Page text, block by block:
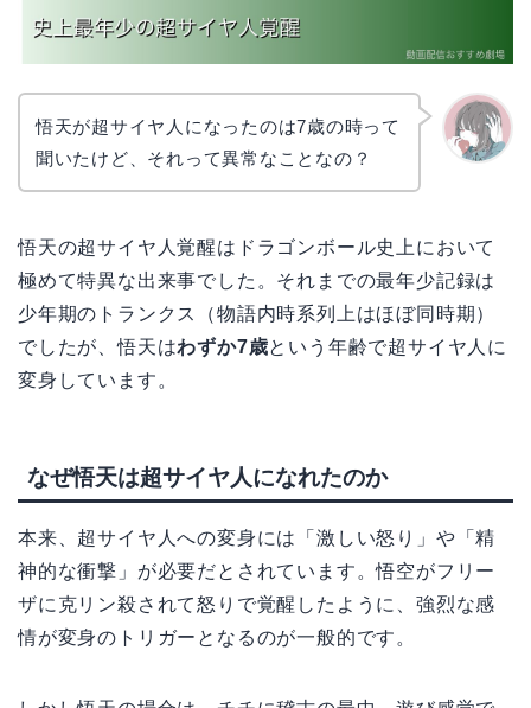
悟天が超サイヤ人になったのは7歳の時って
聞いたけど、それって異常なことなの？
悟天の超サイヤ人覚醒はドラゴンボール史上において
極めて特異な出来事でした。それまでの最年少記録は
少年期のトランクス（物語内時系列上はほぼ同時期）
でしたが、悟天はわずか7歳という年齢で超サイヤ人に
変身しています。
なぜ悟天は超サイヤ人になれたのか
本来、超サイヤ人への変身には「激しい怒り」や「精
神的な衝撃」が必要だとされています。悟空がフリー
ザに克リン殺されて怒りで覚醒したように、強烈な感
情が変身のトリガーとなるのが一般的です。